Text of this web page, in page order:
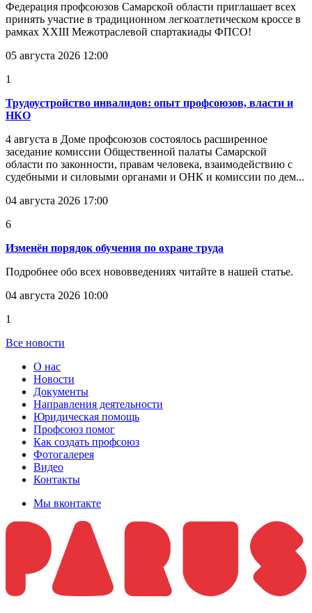
Федерация профсоюзов Самарской области приглашает всех
принять участие в традиционном легкоатлетическом кроссе в
рамках XXIII Межотраслевой спартакиады ФПСО!
05 августа 2026 12:00
1
Трудоустройство инвалидов: опыт профсоюзов, власти и
НКО
4 августа в Доме профсоюзов состоялось расширенное
заседание комиссии Общественной палаты Самарской
области по законности, правам человека, взаимодействию с
судебными и силовыми органами и ОНК и комиссии по дем...
04 августа 2026 17:00
6
Изменён порядок обучения по охране труда
Подробнее обо всех нововведениях читайте в нашей статье.
04 августа 2026 10:00
1
Все новости
О нас
Новости
Документы
Направления деятельности
Юридическая помощь
Профсоюз помог
Как создать профсоюз
Фотогалерея
Видео
Контакты
Мы вконтакте